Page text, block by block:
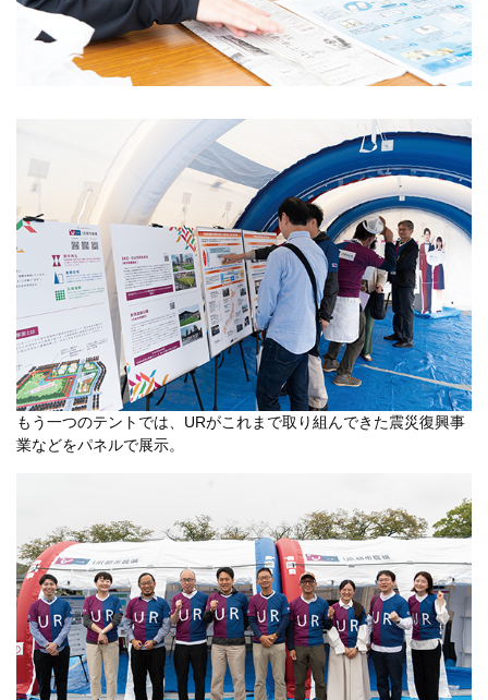
もう一つのテントでは、URがこれまで取り組んできた震災復興事
業などをパネルで展示。